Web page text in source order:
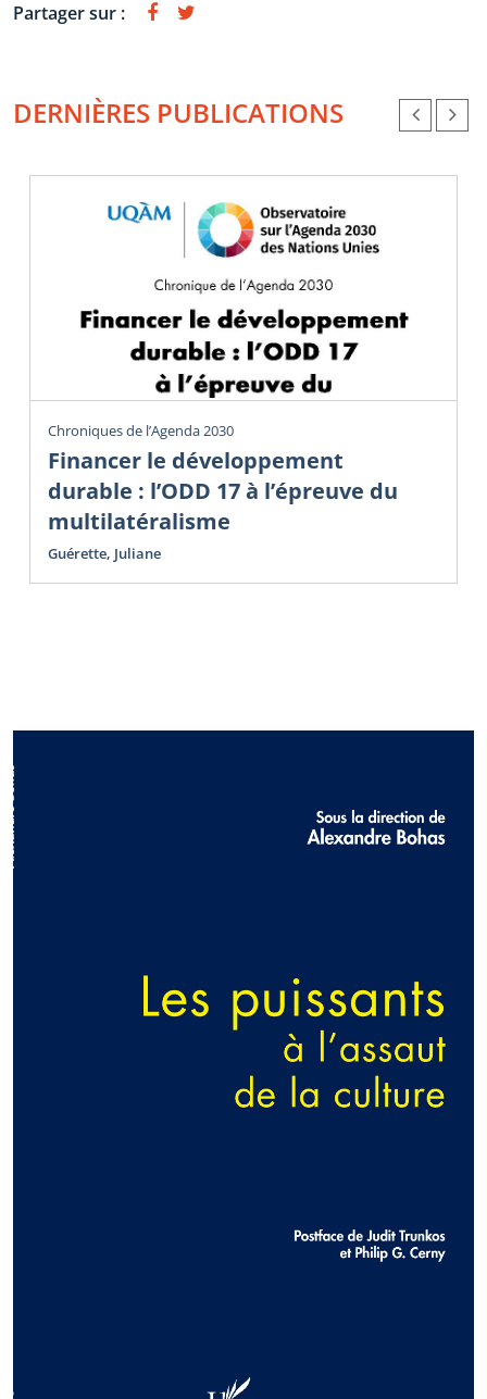
Partager sur :
DERNIÈRES PUBLICATIONS
Chroniques de l’Agenda 2030
Financer le développement
durable : l’ODD 17 à l’épreuve du
multilatéralisme
Guérette, Juliane